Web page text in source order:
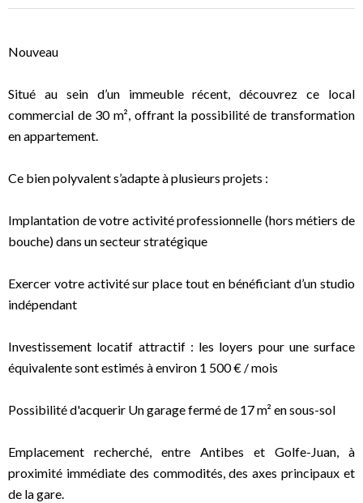
Nouveau
Situé au sein d’un immeuble récent, découvrez ce local
commercial de 30 m², offrant la possibilité de transformation
en appartement.
Ce bien polyvalent s’adapte à plusieurs projets :
Implantation de votre activité professionnelle (hors métiers de
bouche) dans un secteur stratégique
Exercer votre activité sur place tout en bénéficiant d’un studio
indépendant
Investissement locatif attractif : les loyers pour une surface
équivalente sont estimés à environ 1 500 € / mois
Possibilité d'acquerir Un garage fermé de 17 m² en sous-sol
Emplacement recherché, entre Antibes et Golfe-Juan, à
proximité immédiate des commodités, des axes principaux et
de la gare.